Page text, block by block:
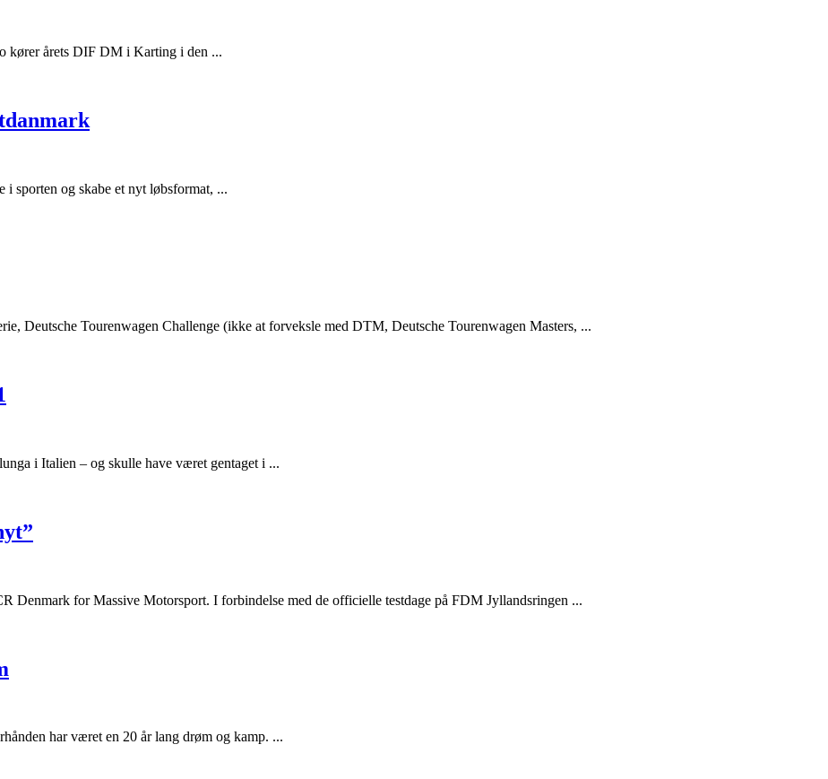
kører årets DIF DM i Karting i den ...
sporten og skabe et nyt løbsformat, ...
Deutsche Tourenwagen Challenge (ikke at forveksle med DTM, Deutsche Tourenwagen Masters, ...
i Italien – og skulle have været gentaget i ...
Denmark for Massive Motorsport. I forbindelse med de officielle testdage på FDM Jyllandsringen ...
har været en 20 år lang drøm og kamp. ...